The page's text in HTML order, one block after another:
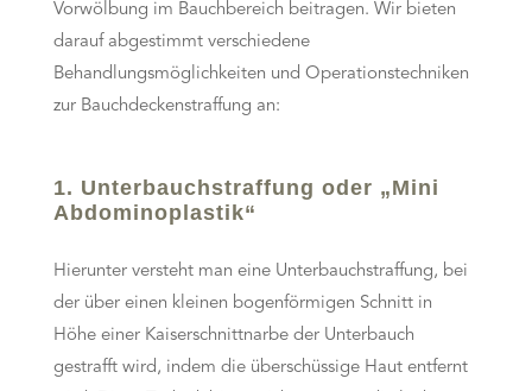
Vorwölbung im Bauchbereich beitragen. Wir bieten
darauf abgestimmt verschiedene
Behandlungsmöglichkeiten und Operationstechniken
zur Bauchdeckenstraffung an:
1. Unterbauchstraffung oder „Mini
Abdominoplastik“
Hierunter versteht man eine Unterbauchstraffung, bei
der über einen kleinen bogenförmigen Schnitt in
Höhe einer Kaiserschnittnarbe der Unterbauch
gestrafft wird, indem die überschüssige Haut entfernt